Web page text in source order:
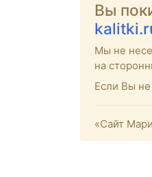
Вы
Мы не
на
Если Вы не
«Сайт